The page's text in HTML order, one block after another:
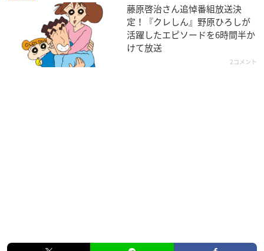
藤原啓治さん追悼番組放送決
定！『クレしん』野原ひろしが
活躍したエピソードを6時間半か
けて放送
2コメント